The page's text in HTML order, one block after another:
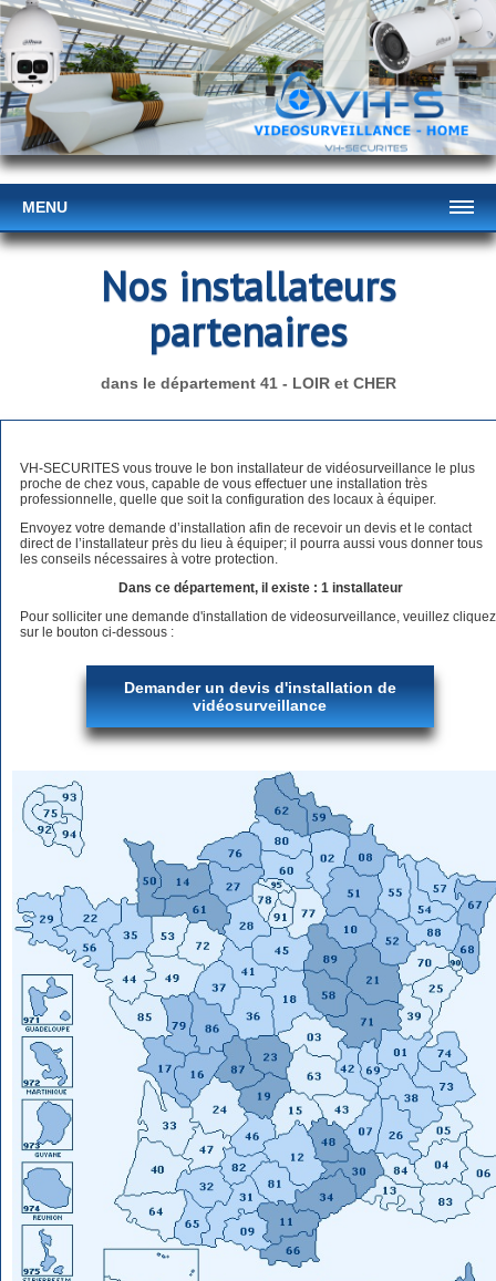
MENU
Nos installateurs
partenaires
dans le département 41 - LOIR et CHER
VH-SECURITES vous trouve le bon installateur de vidéosurveillance le plus
proche de chez vous, capable de vous effectuer une installation très
professionnelle, quelle que soit la configuration des locaux à équiper.
Envoyez votre demande d’installation afin de recevoir un devis et le contact
direct de l’installateur près du lieu à équiper; il pourra aussi vous donner tous
les conseils nécessaires à votre protection.
Dans ce département, il existe : 1 installateur
Pour solliciter une demande d'installation de videosurveillance, veuillez cliquez
sur le bouton ci-dessous :
Demander un devis d'installation de
vidéosurveillance